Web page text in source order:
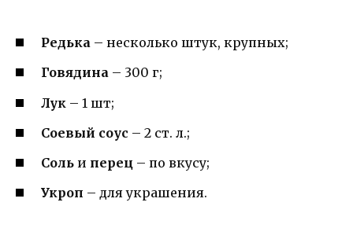
Редька – несколько штук, крупных;
Говядина – 300 г;
Лук – 1 шт;
Соевый соус – 2 ст. л.;
Соль и перец – по вкусу;
Укроп – для украшения.